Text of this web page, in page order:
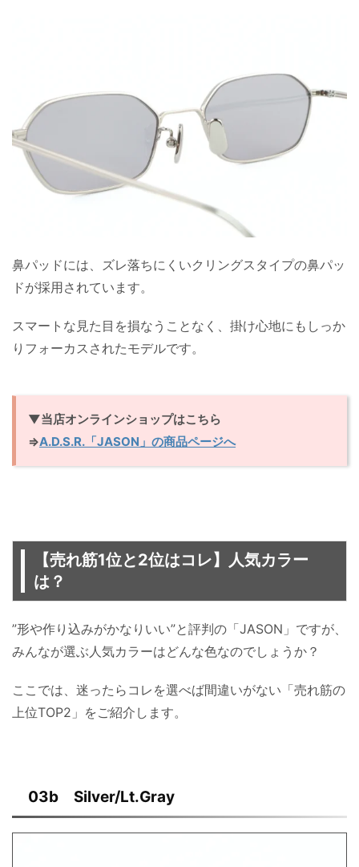
鼻パッドには、ズレ落ちにくいクリングスタイプの鼻パッ
ドが採用されています。
スマートな見た目を損なうことなく、掛け心地にもしっか
りフォーカスされたモデルです。
▼当店オンラインショップはこちら
⇒A.D.S.R.「JASON」の商品ページへ
【売れ筋1位と2位はコレ】人気カラー
は？
”形や作り込みがかなりいい”と評判の「JASON」ですが、
みんなが選ぶ人気カラーはどんな色なのでしょうか？
ここでは、迷ったらコレを選べば間違いがない「売れ筋の
上位TOP2」をご紹介します。
03b Silver/Lt.Gray